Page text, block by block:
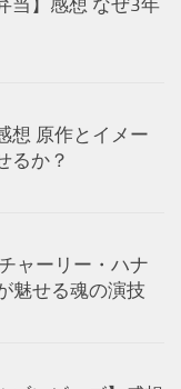
想 原作とイメー
るか？
ャーリー・ハナ
魅せる魂の演技